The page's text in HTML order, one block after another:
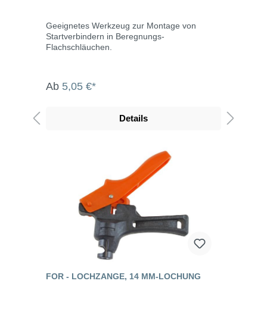
Geeignetes Werkzeug zur Montage von
Startverbindern in Beregnungs-
Flachschläuchen.
Ab 5,05 €*
Details
FOR - LOCHZANGE, 14 MM-LOCHUNG